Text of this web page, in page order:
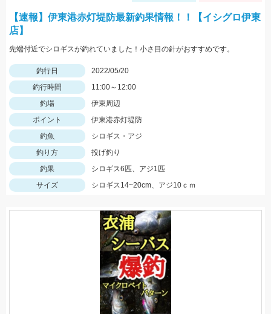
【速報】伊東港赤灯堤防最新釣果情報！！【イシグロ伊東
店】
先端付近でシロギスが釣れていました！小さ目の針がおすすめです。
釣行日
2022/05/20
釣行時間
11:00～12:00
釣場
伊東周辺
ポイント
伊東港赤灯堤防
釣魚
シロギス・アジ
釣り方
投げ釣り
釣果
シロギス6匹、アジ1匹
サイズ
シロギス14~20cm、アジ10ｃｍ